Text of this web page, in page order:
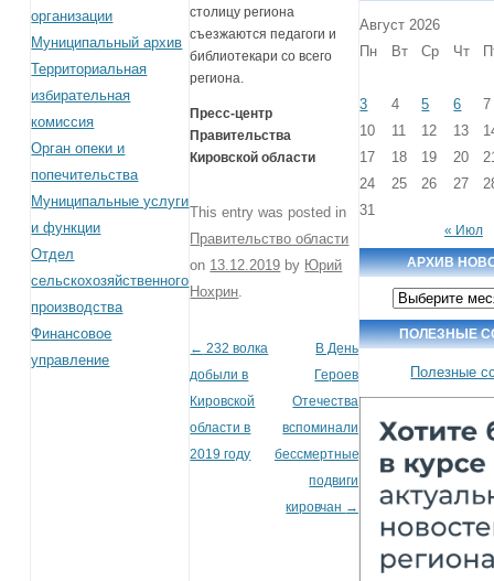
организации
Муниципальный архив
Территориальная
избирательная
комиссия
Орган опеки и
попечительства
Муниципальные услуги
и функции
Отдел
сельскохозяйственного
производства
Финансовое
управление
столицу региона
съезжаются педагоги и
библиотекари со всего
региона.
Пресс-центр
Правительства
Кировской области
This entry was posted in
Правительство области
on 13.12.2019 by Юрий
Нохрин
Post navigation
← 232 волка
добыли в
Кировской
области в
2019 году
В День
Героев
Отечества
вспоминали
бессмертные
подвиги
кировчан →
Август 2026
Пн
Вт Ср Чт
3 4 5 6
7
10
11 12 13
17
18 19 20
24
25 26 27
31
« Июл
АРХИВ
Архив
новостей
ПОЛЕЗНЫЕ
Полезные